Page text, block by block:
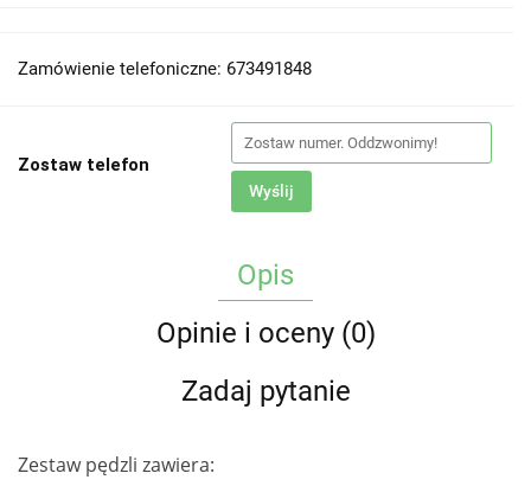
Zamówienie telefoniczne: 673491848
Zostaw telefon
Wyślij
Opis
Opinie i oceny (0)
Zadaj pytanie
Zestaw pędzli zawiera: